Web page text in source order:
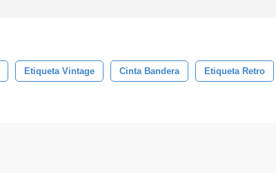
Etiqueta Vintage Cinta Bandera Etiqueta Retro